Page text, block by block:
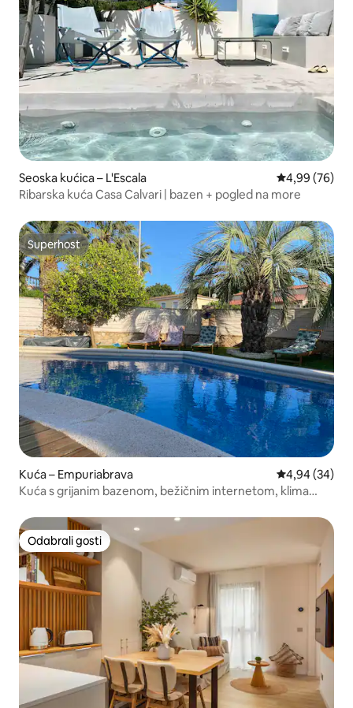
Seoska kućica – L'Escala Prosječna
4,99 (76)
Ribarska kuća Casa Calvari | bazen + pogled na more
Superhost
Superhost
Kuća – Empuriabrava Prosječna
4,94 (34)
Kuća s grijanim bazenom, bežičnim internetom, klima
Odabrali gosti
Odabrali gosti